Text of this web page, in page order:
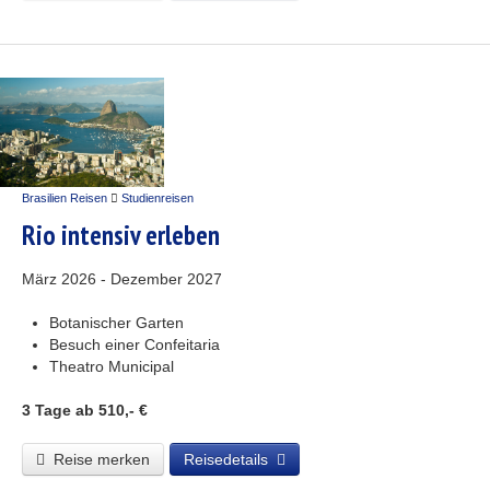
Brasilien Reisen Studienreisen
Rio intensiv erleben
März 2026 - Dezember 2027
Botanischer Garten
Besuch einer Confeitaria
Theatro Municipal
3 Tage ab 510,- €
Reise merken Reisedetails